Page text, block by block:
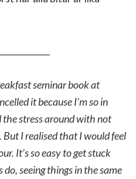
seminar book at
it because I’m so in
stress around with not
I realised that I would feel
It’s so easy to get stuck
seeing things in the same